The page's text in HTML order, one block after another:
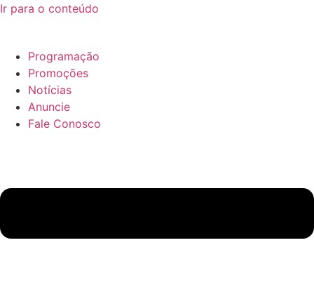
Ir para o conteúdo
Programação
Promoções
Notícias
Anuncie
Fale Conosco